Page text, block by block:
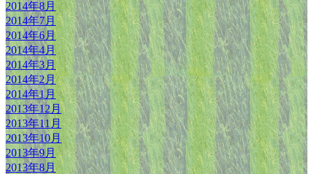
2014年8月
2014年7月
2014年6月
2014年4月
2014年3月
2014年2月
2014年1月
2013年12月
2013年11月
2013年10月
2013年9月
2013年8月